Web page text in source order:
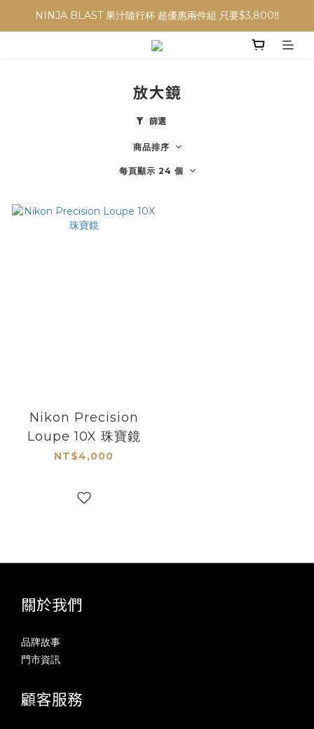
NINJA BLAST 果汁隨行杯 超優惠兩件組 只要$3,800‼️
NINJA BLAST 果汁隨行杯 超優惠兩件組 只要$3,800‼️
✨收藏經典， F接環鏡頭4折起✨
放大鏡
篩選
商品排序
每頁顯示 24 個
Nikon Precision
Loupe 10X 珠寶鏡
NT$4,000
關於我們
品牌故事
門市資訊
顧客服務